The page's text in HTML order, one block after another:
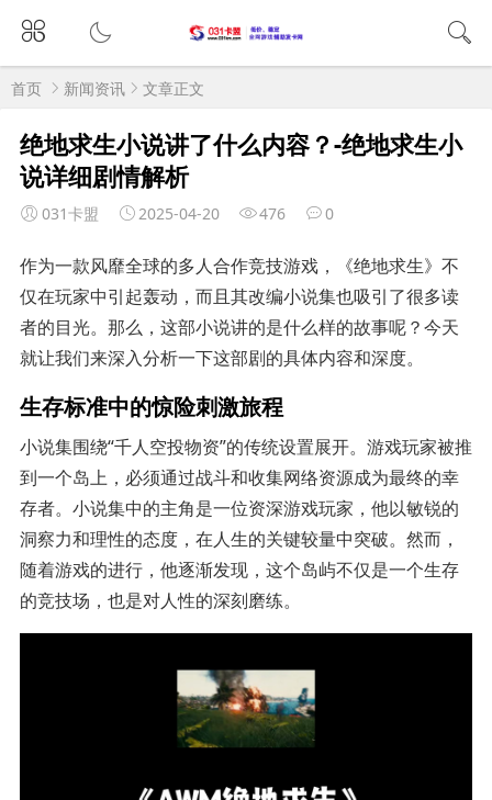
首页 新闻资讯 文章正文
绝地求生小说讲了什么内容？-绝地求生小
说详细剧情解析
031卡盟 2025-04-20 476 0
作为一款风靡全球的多人合作竞技游戏，《绝地求生》不
仅在玩家中引起轰动，而且其改编小说集也吸引了很多读
者的目光。那么，这部小说讲的是什么样的故事呢？今天
就让我们来深入分析一下这部剧的具体内容和深度。
生存标准中的惊险刺激旅程
小说集围绕“千人空投物资”的传统设置展开。游戏玩家被推
到一个岛上，必须通过战斗和收集网络资源成为最终的幸
存者。小说集中的主角是一位资深游戏玩家，他以敏锐的
洞察力和理性的态度，在人生的关键较量中突破。然而，
随着游戏的进行，他逐渐发现，这个岛屿不仅是一个生存
的竞技场，也是对人性的深刻磨练。